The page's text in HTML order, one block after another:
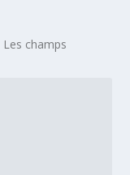
Les champs